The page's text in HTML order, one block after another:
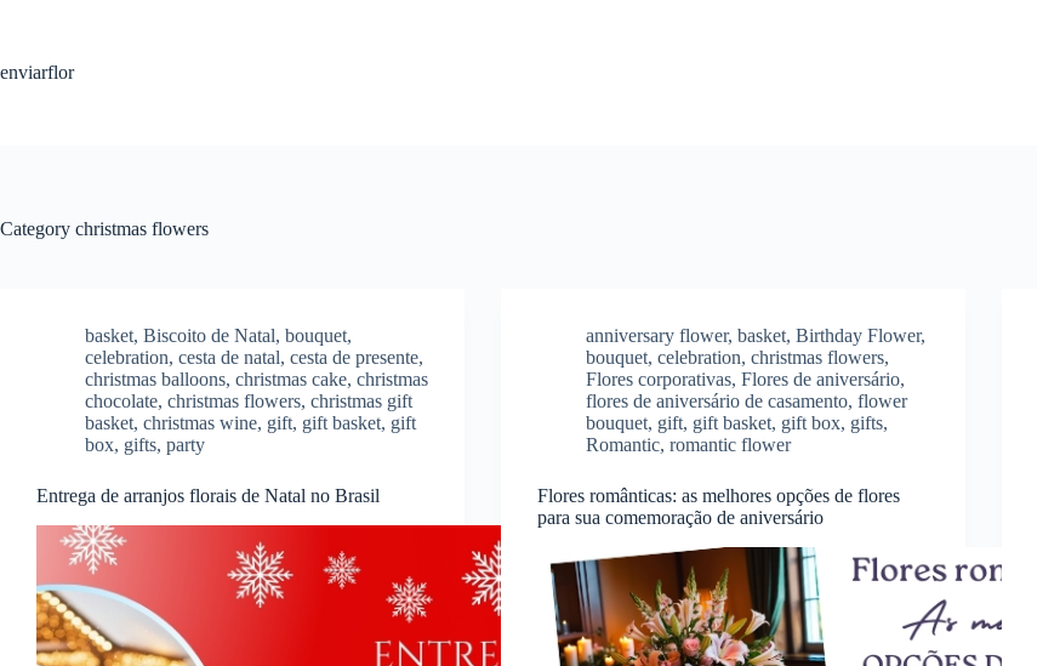
i
t
e
enviarflor
Category christmas flowers
basket, Biscoito de Natal, bouquet,
celebration, cesta de natal, cesta de presente,
christmas balloons, christmas cake, christmas
chocolate, christmas flowers, christmas gift
basket, christmas wine, gift, gift basket, gift
box, gifts, party
Entrega de arranjos florais de Natal no Brasil
anniversary flower,basket,Birthday Flower,
bouquet,celebration,christmas flowers,
Flores corporativas,Flores de aniversário,
flores de aniversário de casamento,flower
bouquet, gift, gift basket, gift box, gifts,
Romantic,romantic flower
Flores românticas: as melhores opções de flores
para sua comemoração de aniversário